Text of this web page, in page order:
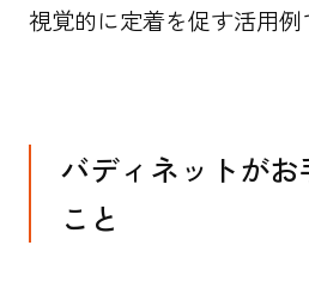
視覚的に定着を促す活用例
バディネットが
こと